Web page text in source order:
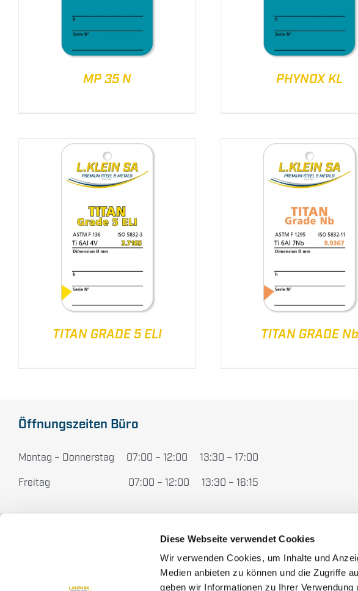
Diese Webseite verwendet Cookies
Wir verwenden Cookies, um Inhalte und
Medien anbieten zu können und die Zugriffe
geben wir Informationen zu Ihrer
MP 35 N PHYNOX KL
TITAN GRADE 5 ELI TITAN GRADE Nb
Öffnungszeiten Büro
Montag – Donnerstag 07:00 – 12:00 13:30 – 17:00
Freitag 07:00 – 12:00 13:30 – 16:15
Chemin du Long-Champ 110
Startseite
Über uns